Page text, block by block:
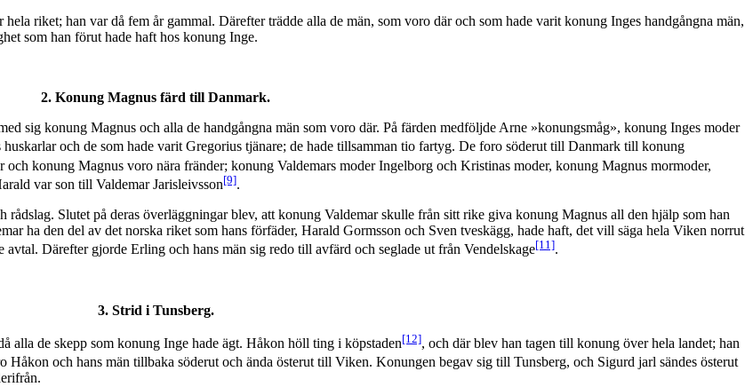
riket; han var då fem år gammal. Därefter trädde alla de män, som voro där och som hade varit konung Inges handgångna män,
som han förut hade haft hos konung Inge.
2. Konung Magnus färd till Danmark.
sig konung Magnus och alla de handgångna män som voro där. På färden medföljde Arne »konungsmåg», konung Inges moder
och de som hade varit Gregorius tjänare; de hade tillsamman tio fartyg. De foro söderut till Danmark till konung
och konung Magnus voro nära fränder; konung Valdemars moder Ingelborg och Kristinas moder, konung Magnus mormoder,
var son till Valdemar Jarisleivsson[9].
Slutet på deras överläggningar blev, att konung Valdemar skulle från sitt rike giva konung Magnus all den hjälp som han
ha den del av det norska riket som hans förfäder, Harald Gormsson och Sven tveskägg, hade haft, det vill säga hela Viken norrut
avtal. Därefter gjorde Erling och hans män sig redo till avfärd och seglade ut från Vendelskage[11].
3. Strid i Tunsberg.
alla de skepp som konung Inge hade ägt. Håkon höll ting i köpstaden[12], och där blev han tagen till konung över hela landet; han
Håkon och hans män tillbaka söderut och ända österut till Viken. Konungen begav sig till Tunsberg, och Sigurd jarl sändes österut